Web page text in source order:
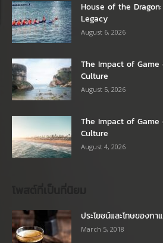
House of the
Legacy
August 6, 2026
The Impact of
Culture
August 5, 2026
The Impact of
Culture
August 4, 2026
ประโยชน์และโทษของกา
March 5, 2018